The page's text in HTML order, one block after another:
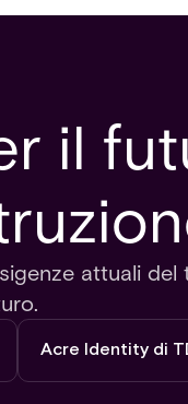
il
attuali del
Acre Identity di